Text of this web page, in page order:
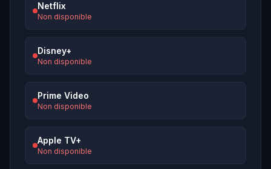
Netflix
Non disponible
Disney+
Non disponible
Prime Video
Non disponible
Apple TV+
Non disponible